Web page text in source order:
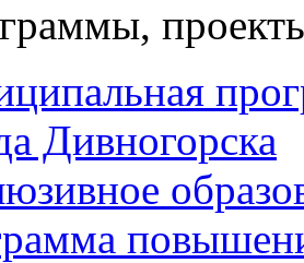
Дивногорска